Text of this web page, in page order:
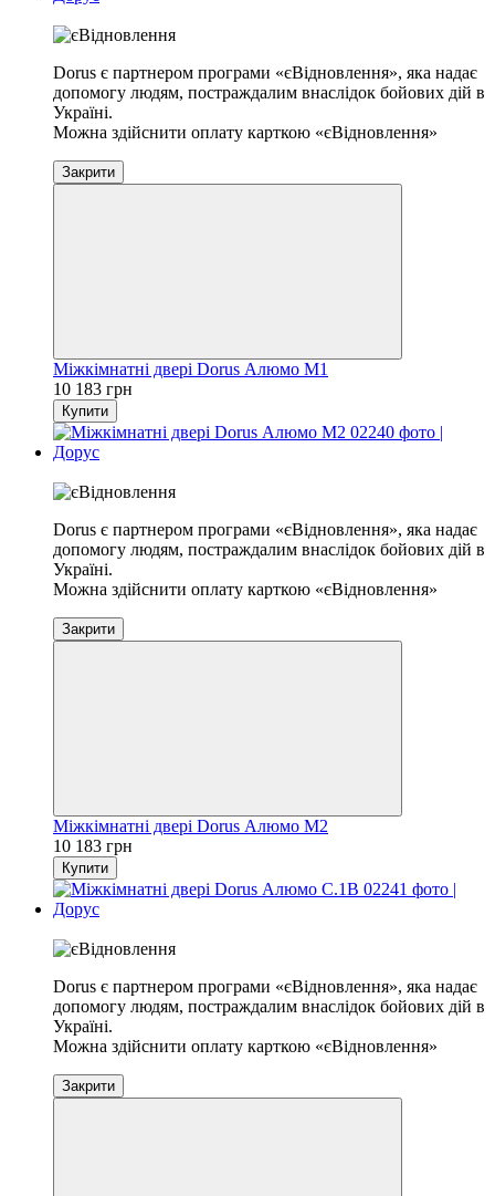
Dorus є партнером програми «єВідновлення», яка надає
допомогу людям, постраждалим внаслідок бойових дій в
Україні.
Можна здійснити оплату карткою «єВідновлення»
Закрити
Міжкімнатні двері Dorus Алюмо М1
10 183 грн
Купити
Dorus є партнером програми «єВідновлення», яка надає
допомогу людям, постраждалим внаслідок бойових дій в
Україні.
Можна здійснити оплату карткою «єВідновлення»
Закрити
Міжкімнатні двері Dorus Алюмо М2
10 183 грн
Купити
Dorus є партнером програми «єВідновлення», яка надає
допомогу людям, постраждалим внаслідок бойових дій в
Україні.
Можна здійснити оплату карткою «єВідновлення»
Закрити